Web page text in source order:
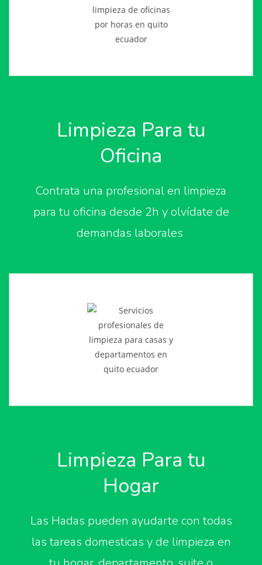
Limpieza Para tu
Oficina
Contrata una profesional en limpieza
para tu oficina desde 2h y olvídate de
demandas laborales
Limpieza Para tu
Hogar
Las Hadas pueden ayudarte con todas
las tareas domesticas y de limpieza en